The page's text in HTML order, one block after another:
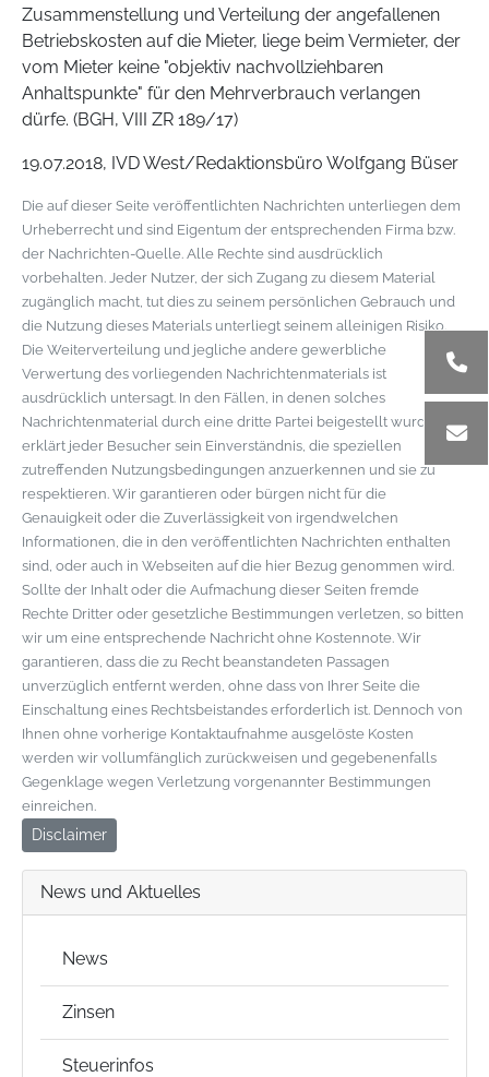
Zusammenstellung und Verteilung der angefallenen
Betriebskosten auf die Mieter, liege beim Vermieter, der
vom Mieter keine "objektiv nachvollziehbaren
Anhaltspunkte" für den Mehrverbrauch verlangen
dürfe. (BGH, VIII ZR 189/17)
19.07.2018, IVD West/Redaktionsbüro Wolfgang Büser
Die auf dieser Seite veröffentlichten Nachrichten unterliegen dem
Urheberrecht und sind Eigentum der entsprechenden Firma bzw.
der Nachrichten-Quelle. Alle Rechte sind ausdrücklich
vorbehalten. Jeder Nutzer, der sich Zugang zu diesem Material
zugänglich macht, tut dies zu seinem persönlichen Gebrauch und
die Nutzung dieses Materials unterliegt seinem alleinigen Risiko.
Die Weiterverteilung und jegliche andere gewerbliche
Verwertung des vorliegenden Nachrichtenmaterials ist
ausdrücklich untersagt. In den Fällen, in denen solches
Nachrichtenmaterial durch eine dritte Partei beigestellt wurde,
erklärt jeder Besucher sein Einverständnis, die speziellen
zutreffenden Nutzungsbedingungen anzuerkennen und sie zu
respektieren. Wir garantieren oder bürgen nicht für die
Genauigkeit oder die Zuverlässigkeit von irgendwelchen
Informationen, die in den veröffentlichten Nachrichten enthalten
sind, oder auch in Webseiten auf die hier Bezug genommen wird.
Sollte der Inhalt oder die Aufmachung dieser Seiten fremde
Rechte Dritter oder gesetzliche Bestimmungen verletzen, so bitten
wir um eine entsprechende Nachricht ohne Kostennote. Wir
garantieren, dass die zu Recht beanstandeten Passagen
unverzüglich entfernt werden, ohne dass von Ihrer Seite die
Einschaltung eines Rechtsbeistandes erforderlich ist. Dennoch von
Ihnen ohne vorherige Kontaktaufnahme ausgelöste Kosten
werden wir vollumfänglich zurückweisen und gegebenenfalls
Gegenklage wegen Verletzung vorgenannter Bestimmungen
einreichen.
Disclaimer
News und Aktuelles
News
Zinsen
Steuerinfos